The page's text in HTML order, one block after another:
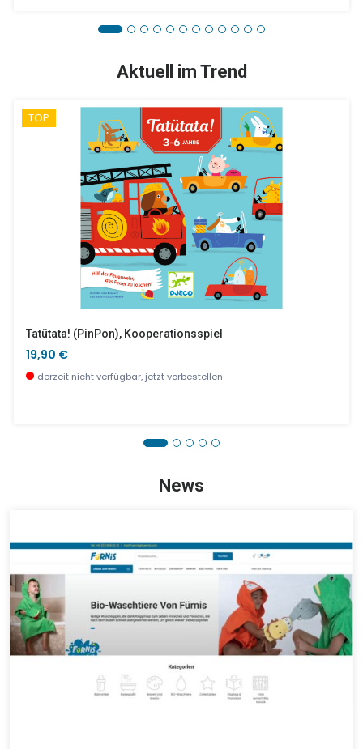
Alphabet Perlen Silber
Jungle Panic - Beobachtung Und Schnelligkeit
Aktuell im Trend
TOP
Tatütata! (PinPon), Kooperationsspiel
19,90 €
derzeit nicht verfügbar, jetzt vorbestellen
News